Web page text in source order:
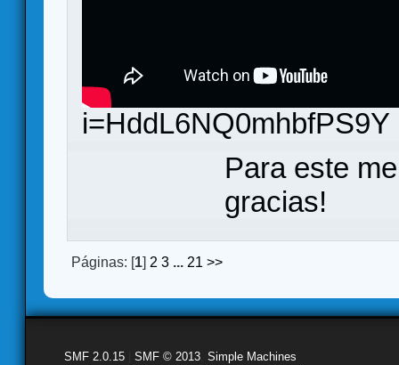
i=HddL6NQ0mhbfPS9Y
Para este
gracias!
Páginas: [1] 2 3 ... 21 >>
SMF 2.0.15 SMF © 2013 Simple Machines